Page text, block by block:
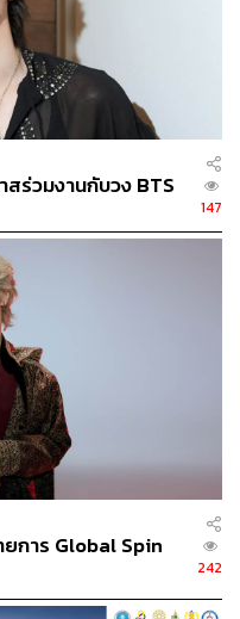
สร่วมงานกับวง BTS
147
ยการ Global Spin
242